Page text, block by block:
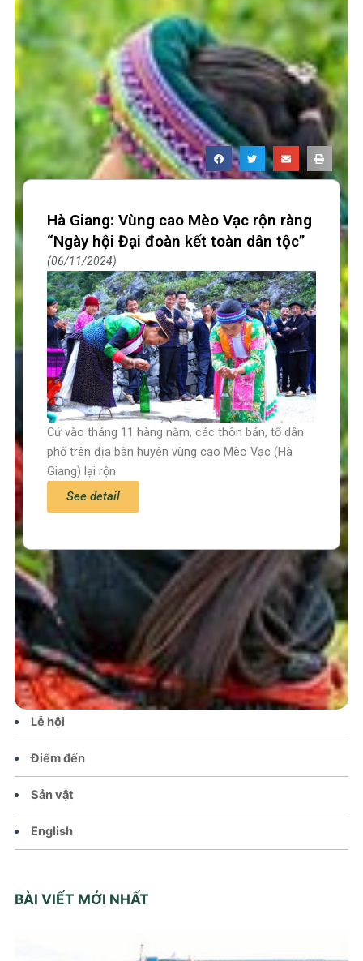
Trang chủ
Tin tức – Sự kiện
Chính sách
Văn hoá – Đời sống
Lễ hội
Điểm đến
Sản vật
English
BÀI VIẾT MỚI NHẤT
Hà Giang: Vùng cao Mèo Vạc rộn ràng
“Ngày hội Đại đoàn kết toàn dân tộc”
06/11/2024
Cứ vào tháng 11 hàng năm, các thôn bản, tổ dân
phố trên địa bàn huyện vùng cao Mèo Vạc (Hà
Giang) lại rộn
See detail